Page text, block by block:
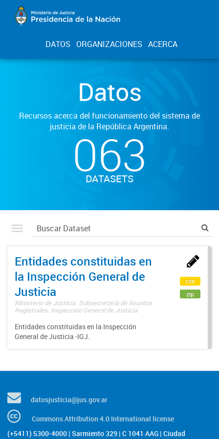
DATOS ORGANIZACIONES ACERCA
Datos
Recursos acerca del funcionamiento del sistema de
justicia de la República Argentina.
063
DATASETS
Entidades constituidas en
la Inspección General de
Justicia
Ministerio de Justicia. Subsecretaría de Asuntos
Registrales. Inspección General de Justicia
Entidades constituidas en la Inspección
General de Justicia -IGJ.
csv
zip
datosjusticia@jus.gov.ar
Commons Attribution 4.0 International license
(+5411) 5300-4000 | Sarmiento 329 | C 1041 AAG | Ciudad